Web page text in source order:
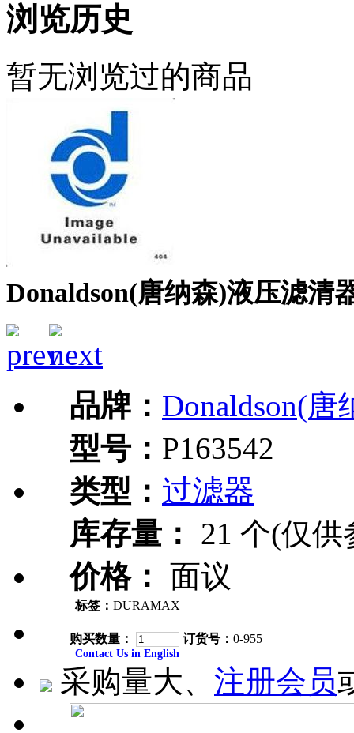
浏览历史
暂无浏览过的商品
Donaldson(唐纳森)液压滤清
品牌： Donaldson(唐
型号： P163542
类型： 过滤器
库存量：
21 个(仅供
价格： 面议
标签： DURAMAX
购买数量： 订货号： 0-955
Contact Us in English
采购量大、 注册会员